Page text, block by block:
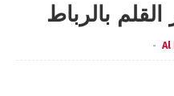
بالرباط